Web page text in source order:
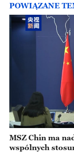
POWIĄZANE
MSZ Chin ma nadzieję na współpracę z
wspólnych